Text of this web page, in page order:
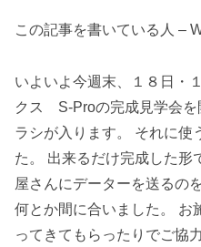
この記事を書いている人 –
いよいよ今週末、１８日・
クス S-Proの完成見学会を
ラシが入ります。 それに使
た。 出来るだけ完成した形
屋さんにデーターを送るの
何とか間に合いました。 お
ってきてもらったりでご協